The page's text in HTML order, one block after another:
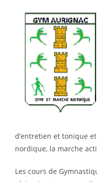
d’entretien et tonique
nordique, la marche
Les cours de